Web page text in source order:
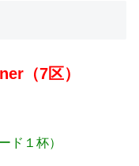
（7区）
ド１杯）